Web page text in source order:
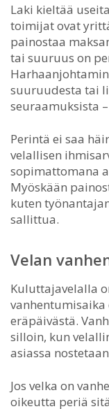
Laki kieltää
toimijat ovat
painostaa
tai suuruus on
suuruudesta tai
seuraamuksista
Perintä ei saa
velallisen
sopimattomana
Myöskään
kuten
sallittua.
Velan
Kuluttajavelalla
eräpäivästä.
silloin, kun
asiassa
Jos velka on
oikeutta periä